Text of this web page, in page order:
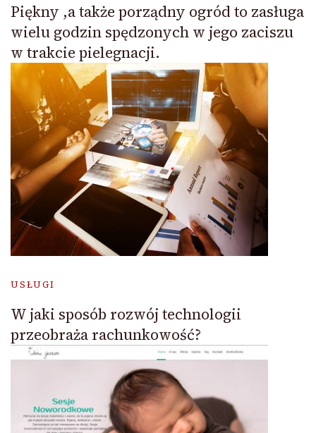
Piękny ,a także porządny ogród to zasługa
wielu godzin spędzonych w jego zaciszu
w trakcie pielegnacji.
USŁUGI
W jaki sposób rozwój technologii
przeobraża rachunkowość?